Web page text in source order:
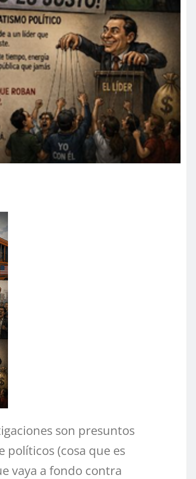
son presuntos
políticos (cosa que es
vaya a fondo contra